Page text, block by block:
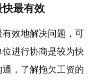
最有效
效地解决问题，可
进行协商是较为快
，了解拖欠工资的